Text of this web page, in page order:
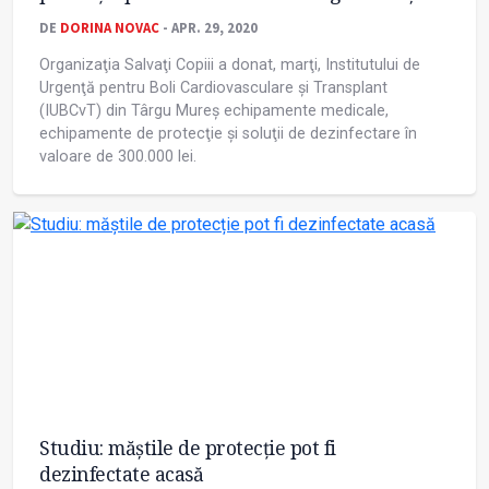
DE DORINA NOVAC - APR. 29, 2020
Organizaţia Salvaţi Copiii a donat, marţi, Institutului de
Urgenţă pentru Boli Cardiovasculare şi Transplant
(IUBCvT) din Târgu Mureş echipamente medicale,
echipamente de protecţie şi soluţii de dezinfectare în
valoare de 300.000 lei.
Studiu: măștile de protecție pot fi
dezinfectate acasă